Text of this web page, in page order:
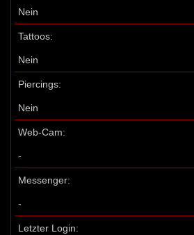
Nein
Tattoos:
Nein
Piercings:
Nein
Web-Cam:
-
Messenger:
-
Letzter Login: